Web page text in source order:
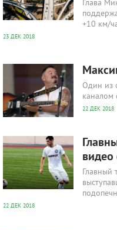
Глава
+10 км/
23 ДЕК 2018
Один из
каналом
22 ДЕК 2018
видео
Главный
22 ДЕК 2018